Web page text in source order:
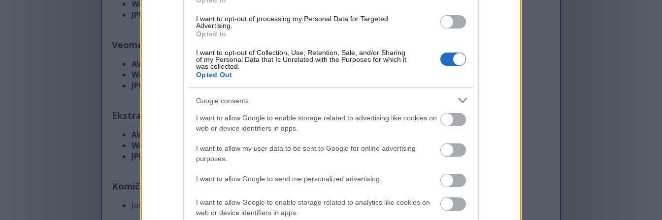
I want to opt-out of processing my Personal Data for Targeted
Advertising.
Opted In
I want to opt-out of Collection, Use, Retention, Sale, and/or Sharing
of my Personal Data that Is Unrelated with the Purposes for which it
was collected.
Opted Out
Google consents
I want to allow Google to enable storage related to advertising like cookies on
web or device identifiers in apps.
I want to allow my user data to be sent to Google for online advertising
purposes.
I want to allow Google to send me personalized advertising.
I want to allow Google to enable storage related to analytics like cookies on
web or device identifiers in apps.
WebP
JPEG
Veoma velika veličina
AVIF
WebP
JPEG
Ekstra velika veličina(5,376 x 3,072)
AVIF
WebP
JPEG
Komično velika veličina (1,048,576 x 599,186)
Još uvek otpremljujem... ;-)